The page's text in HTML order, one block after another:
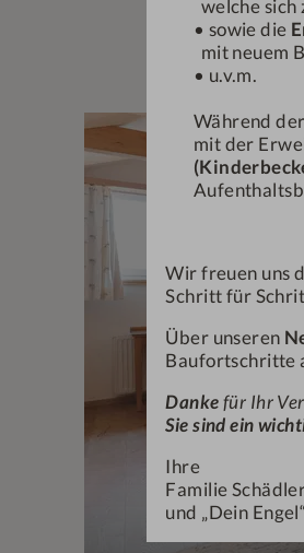
welche sich
• sowie die
mit neuem
• u.v.m.
Während
mit der
Wir freuen uns
Schritt für
Über unseren
Baufortschritte
Dankefür Ihr
Sie sind ein
Ihre
Familie
und „Dein